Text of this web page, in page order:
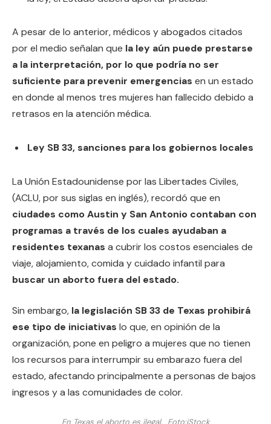
A pesar de lo anterior, médicos y abogados citados
por el medio señalan que la ley aún puede prestarse
a la interpretación, por lo que podría no ser
suficiente para prevenir emergencias en un estado
en donde al menos tres mujeres han fallecido debido a
retrasos en la atención médica.
Ley SB 33, sanciones para los gobiernos locales
La Unión Estadounidense por las Libertades Civiles,
(ACLU, por sus siglas en inglés), recordó que en
ciudades como Austin y San Antonio contaban con
programas a través de los cuales ayudaban a
residentes texanas a cubrir los costos esenciales de
viaje, alojamiento, comida y cuidado infantil para
buscar un aborto fuera del estado.
Sin embargo, la legislación SB 33 de Texas prohibirá
ese tipo de iniciativas lo que, en opinión de la
organización, pone en peligro a mujeres que no tienen
los recursos para interrumpir su embarazo fuera del
estado, afectando principalmente a personas de bajos
ingresos y a las comunidades de color.
En Texas el aborto es ilegal. Foto:iStock